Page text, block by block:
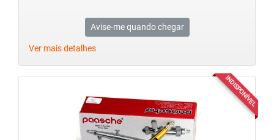
Avise-me quando chegar
Ver mais detalhes
INDISPONÍVEL